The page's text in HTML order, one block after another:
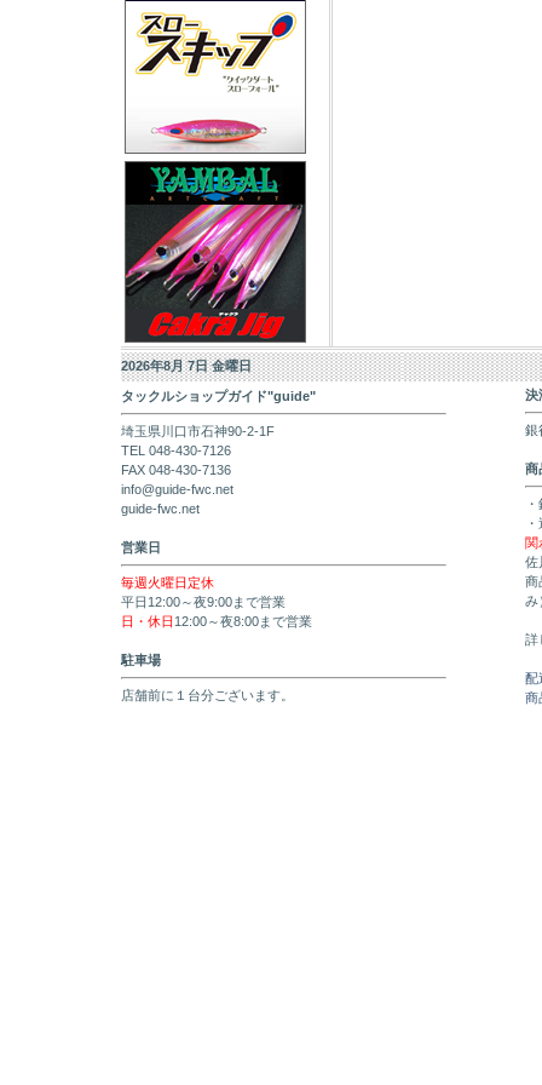
2026年8月 7日 金曜日
タックルショップガイド"guide"
埼玉県川口市石神90-2-1F
TEL 048-430-7126
FAX 048-430-7136
info@guide-fwc.net
guide-fwc.net
営業日
毎週火曜日定休
平日12:00～夜9:00まで営業
日・休日 12:00～夜8:00まで営業
駐車場
店舗前に１台分ございます。
決
銀
商
関
佐
商
み
詳
配
商